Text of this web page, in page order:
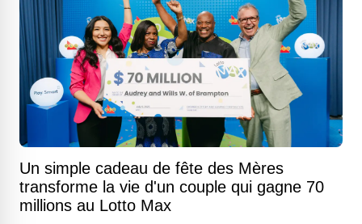
Un simple cadeau de fête des Mères
transforme la vie d'un couple qui gagne 70
millions au Lotto Max